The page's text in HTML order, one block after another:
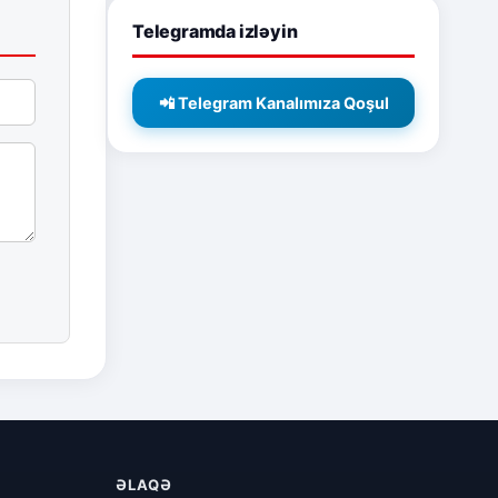
Telegramda izləyin
📲 Telegram Kanalımıza Qoşul
ƏLAQƏ